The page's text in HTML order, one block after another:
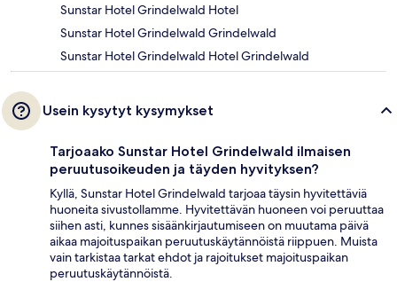
Sunstar Hotel Grindelwald Hotel
Sunstar Hotel Grindelwald Grindelwald
Sunstar Hotel Grindelwald Hotel Grindelwald
Usein kysytyt kysymykset
Tarjoaako Sunstar Hotel Grindelwald ilmaisen
peruutusoikeuden ja täyden hyvityksen?
Kyllä, Sunstar Hotel Grindelwald tarjoaa täysin hyvitettäviä
huoneita sivustollamme. Hyvitettävän huoneen voi peruuttaa
siihen asti, kunnes sisäänkirjautumiseen on muutama päivä
aikaa majoituspaikan peruutuskäytännöistä riippuen. Muista
vain tarkistaa tarkat ehdot ja rajoitukset majoituspaikan
peruutuskäytännöistä.